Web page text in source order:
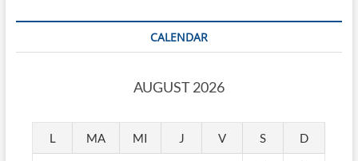
CALENDAR
AUGUST 2026
L MA MI J V S D